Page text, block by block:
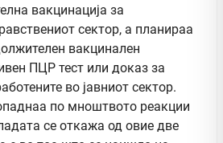
вакцинација за
сектор, а планираа
вакцинален
ПЦР тест или доказ за
во јавниот сектор.
по мноштвото реакции
се откажа од овие две